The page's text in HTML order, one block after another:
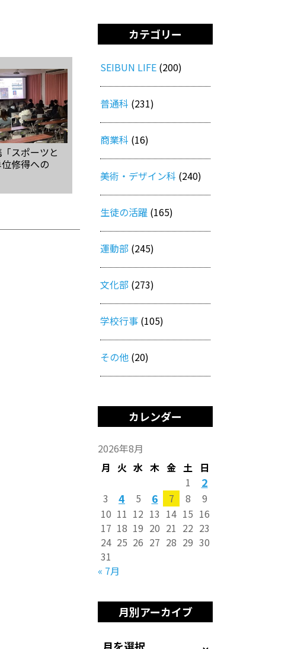
スポーツと
修得への
カテゴリー
SEIBUN LIFE (200)
普通科 (231)
商業科 (16)
美術・デザイン科 (240)
生徒の活躍 (165)
運動部 (245)
文化部 (273)
学校行事 (105)
その他 (20)
カレンダー
2026年8月
月 火 水 木 金 土 日
« 7月
1 2
3 4 5 6 7 8
9
10 11 12 13 14 15 16
17 18 19 20 21 22 23
24 25 26 27 28 29 30
31
月別アーカイブ